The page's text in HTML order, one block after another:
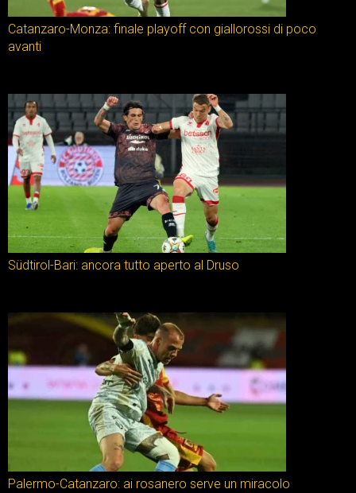
Catanzaro-Monza: finale playoff con giallorossi di poco
avanti
Südtirol-Bari: ancora tutto aperto al Druso
Palermo-Catanzaro: ai rosanero serve un miracolo